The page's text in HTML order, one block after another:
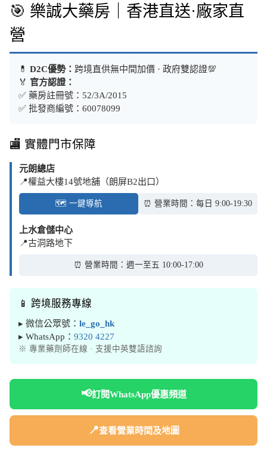
🎯 樂誠大藥房｜香港直送·廠家直
營
💊 D2C優勢： 跨境直供無中間加價 · 政府雙認證💯
🏅 官方認證：
✅ 藥房註冊號：52/3A/2015
✅ 批發商編號：60078099
🏬 實體門市保障
元朗總店
📍權益大樓14號地舖（朗屏B2出口）
🗺️ 一鍵導航 ⏰ 營業時間：每日 9:00-19:30
上水倉儲中心
📍古洞路地下
⏰ 營業時間：週一至五 10:00-17:00
📱 跨境服務專線
▸ 微信公眾號： le_go_hk
▸ WhatsApp： 9320 4227
※ 專業藥劑師在線 · 支援中英雙語諮詢
📢訂閱WhatsApp優惠頻道
📍查看營業時間及地圖